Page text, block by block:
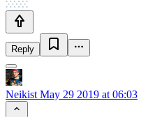
Reply
Neikist May 29 2019 at 06:03